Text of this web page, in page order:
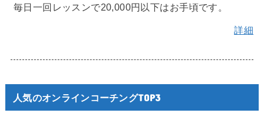
毎日一回レッスンで20,000円以下はお手頃です。
詳細
人気のオンラインコーチングTOP3